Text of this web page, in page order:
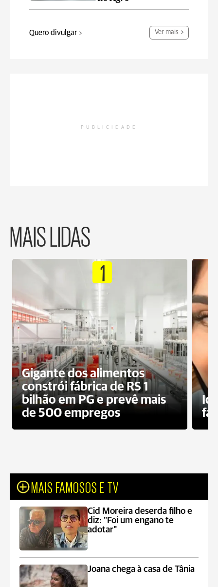
Quero divulgar Ver mais
PUBLICIDADE
MAIS LIDAS
1
Gigante dos alimentos
constrói fábrica de RS 1
bilhão em PG e prevê mais
de 500 empregos
MAIS FAMOSOS E TV
Cid Moreira deserda filho e
diz: "Foi um engano te
adotar"
Joana chega à casa de Tânia